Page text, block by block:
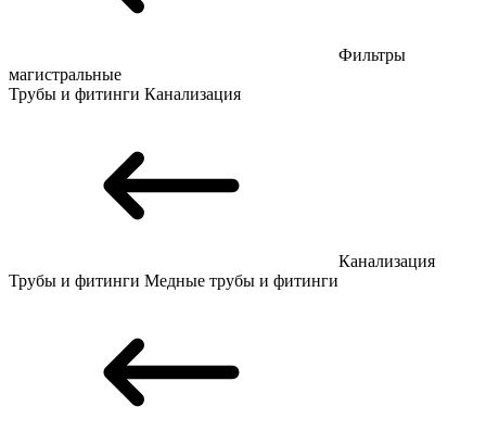
Фильтры
магистральные
Трубы и фитинги Канализация
Канализация
Трубы и фитинги Медные трубы и фитинги